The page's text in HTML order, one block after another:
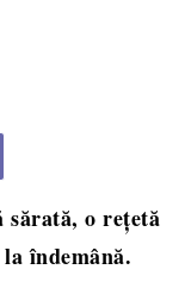
sărată, o rețetă
îndemână.